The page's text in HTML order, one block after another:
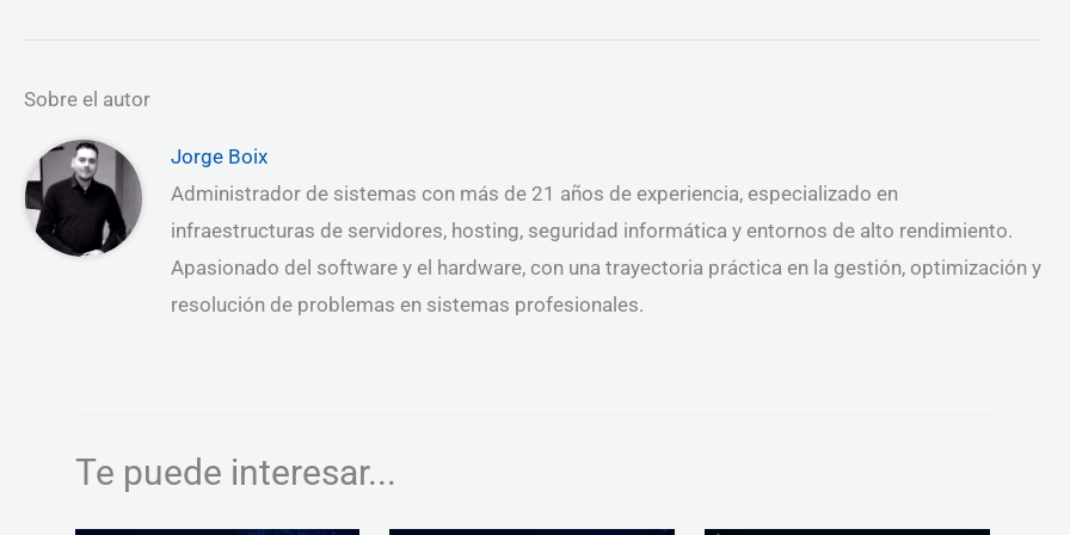
Sobre el autor
Jorge Boix
Administrador de sistemas con más de 21 años de experiencia, especializado en
infraestructuras de servidores, hosting, seguridad informática y entornos de alto rendimiento.
Apasionado del software y el hardware, con una trayectoria práctica en la gestión, optimización y
resolución de problemas en sistemas profesionales.
Te puede interesar...